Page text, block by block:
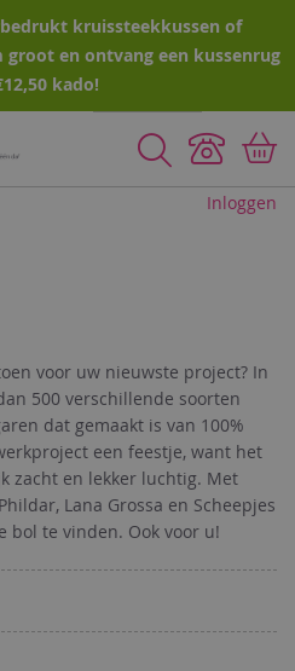
kruissteekkussen of
groot en ontvang een kussenrug
kado!
Zoeken
Inloggen
voor uw nieuwste project? In
500 verschillende soorten
dat gemaakt is van 100%
een feestje, want het
zacht en lekker luchtig. Met
Lana Grossa en Scheepjes
bol te vinden. Ook voor u!